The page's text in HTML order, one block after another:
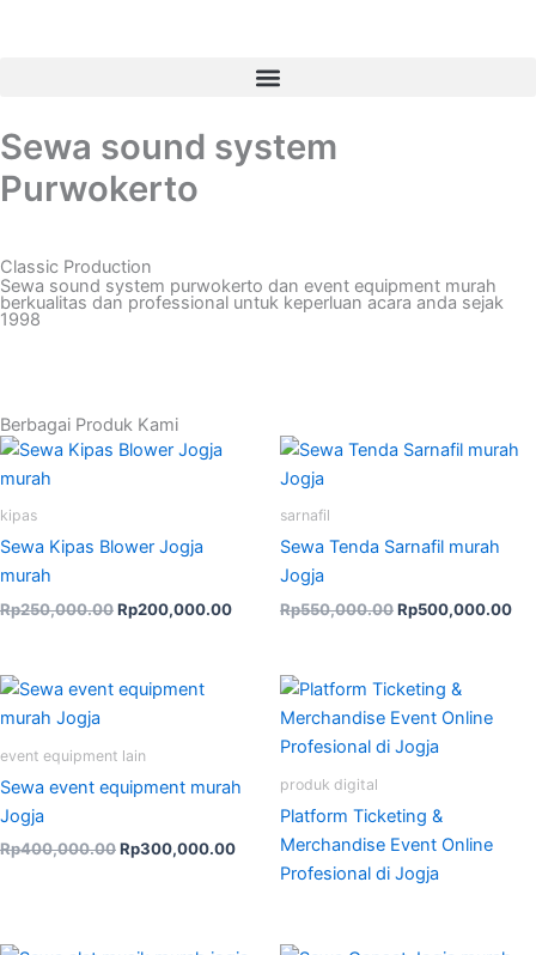
Sewa sound system
Purwokerto
Classic Production
Sewa sound system purwokerto dan event equipment murah
berkualitas dan professional untuk keperluan acara anda sejak
1998
Berbagai Produk Kami
kipas
Sewa Kipas Blower Jogja
murah
Rp250,000.00
Original
price
Rp200,000.00
Current
Rp200,000.00.
sarnafil
Sewa Tenda Sarnafil murah
Jogja
Rp550,000.00
Original
price
Rp500,000.00
event equipment lain
Sewa event equipment murah
Jogja
Rp400,000.00
Original
price
Rp300,000.00
Current
Rp300,000.00.
produk digital
Platform Ticketing &
Merchandise Event Online
Profesional di Jogja